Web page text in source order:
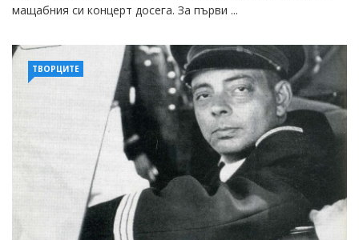
мащабния си концерт досега. За първи ...
ТВОРЦИТЕ